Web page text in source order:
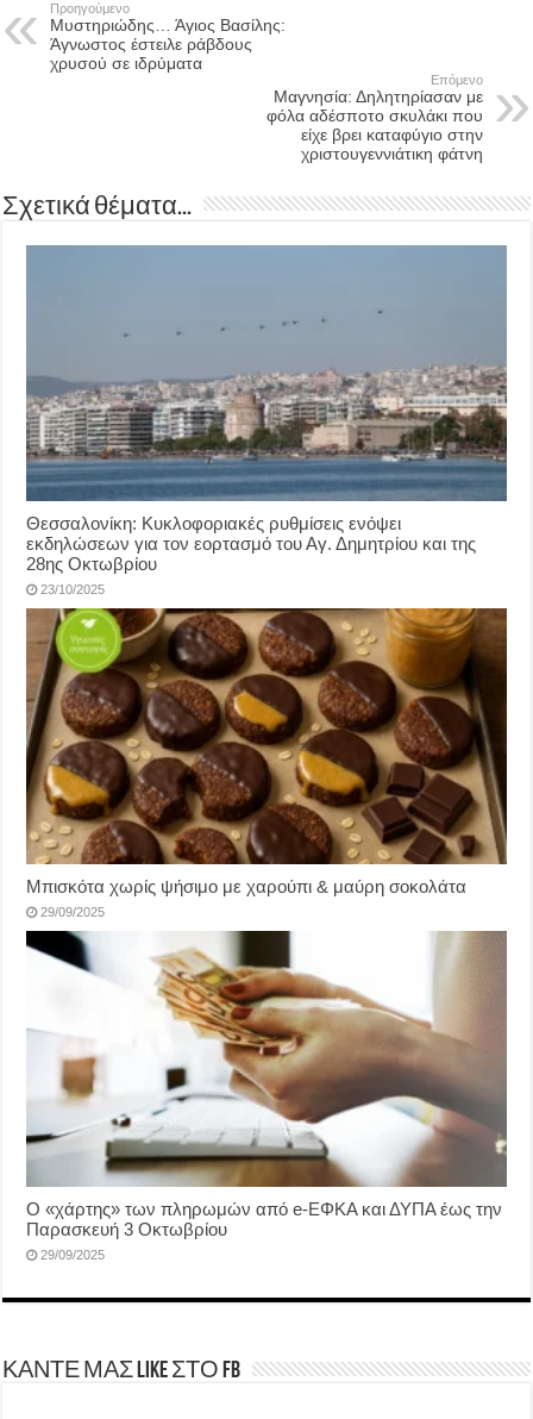
Προηγούμενο
Μυστηριώδης… Άγιος Βασίλης:
Άγνωστος έστειλε ράβδους
χρυσού σε ιδρύματα
Επόμενο
Μαγνησία: Δηλητηρίασαν με
φόλα αδέσποτο σκυλάκι που
είχε βρει καταφύγιο στην
χριστουγεννιάτικη φάτνη
Σχετικά θέματα...
Θεσσαλονίκη: Κυκλοφοριακές ρυθμίσεις ενόψει
εκδηλώσεων για τον εορτασμό του Αγ. Δημητρίου και της
28ης Οκτωβρίου
23/10/2025
Μπισκότα χωρίς ψήσιμο με χαρούπι & μαύρη σοκολάτα
29/09/2025
Ο «χάρτης» των πληρωμών από e-ΕΦΚΑ και ΔΥΠΑ έως την
Παρασκευή 3 Οκτωβρίου
29/09/2025
ΚΑΝΤΕ ΜΑΣ LIKE ΣΤΟ FB